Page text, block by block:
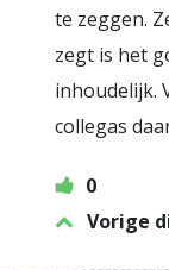
te zeggen.
zegt is het
inhoudelijk.
collegas
0
Vorige